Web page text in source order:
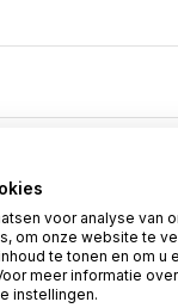
voor analyse van
om onze website te
te tonen en om u
meer informatie
instellingen.